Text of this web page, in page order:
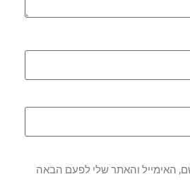
האימייל והאתר שלי לפעם הבאה